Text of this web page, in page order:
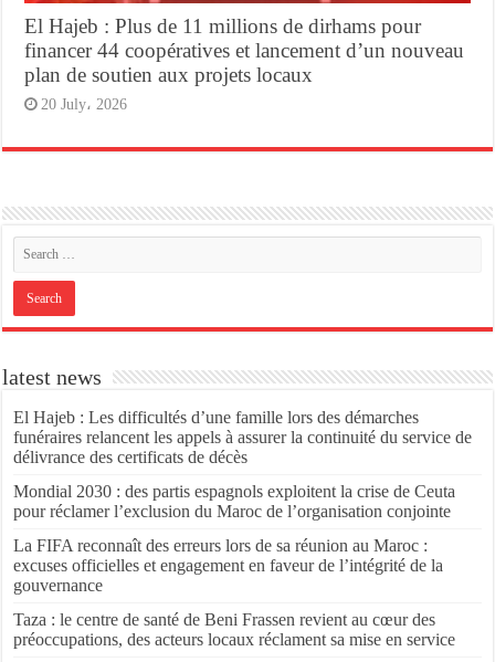
El Hajeb : Plus de 11 millions de dirhams pour
financer 44 coopératives et lancement d’un nouveau
plan de soutien aux projets locaux
20 July، 2026
latest news
El Hajeb : Les difficultés d’une famille lors des démarches
funéraires relancent les appels à assurer la continuité du service de
délivrance des certificats de décès
Mondial 2030 : des partis espagnols exploitent la crise de Ceuta
pour réclamer l’exclusion du Maroc de l’organisation conjointe
La FIFA reconnaît des erreurs lors de sa réunion au Maroc :
excuses officielles et engagement en faveur de l’intégrité de la
gouvernance
Taza : le centre de santé de Beni Frassen revient au cœur des
préoccupations, des acteurs locaux réclament sa mise en service